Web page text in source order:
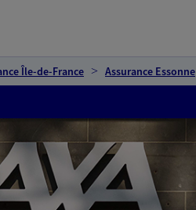
Île-de-France Assurance Essonne